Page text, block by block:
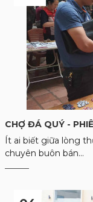
CHỢ ĐÁ QUÝ -
Ít ai biết giữa lòng
chuyên buôn bán...